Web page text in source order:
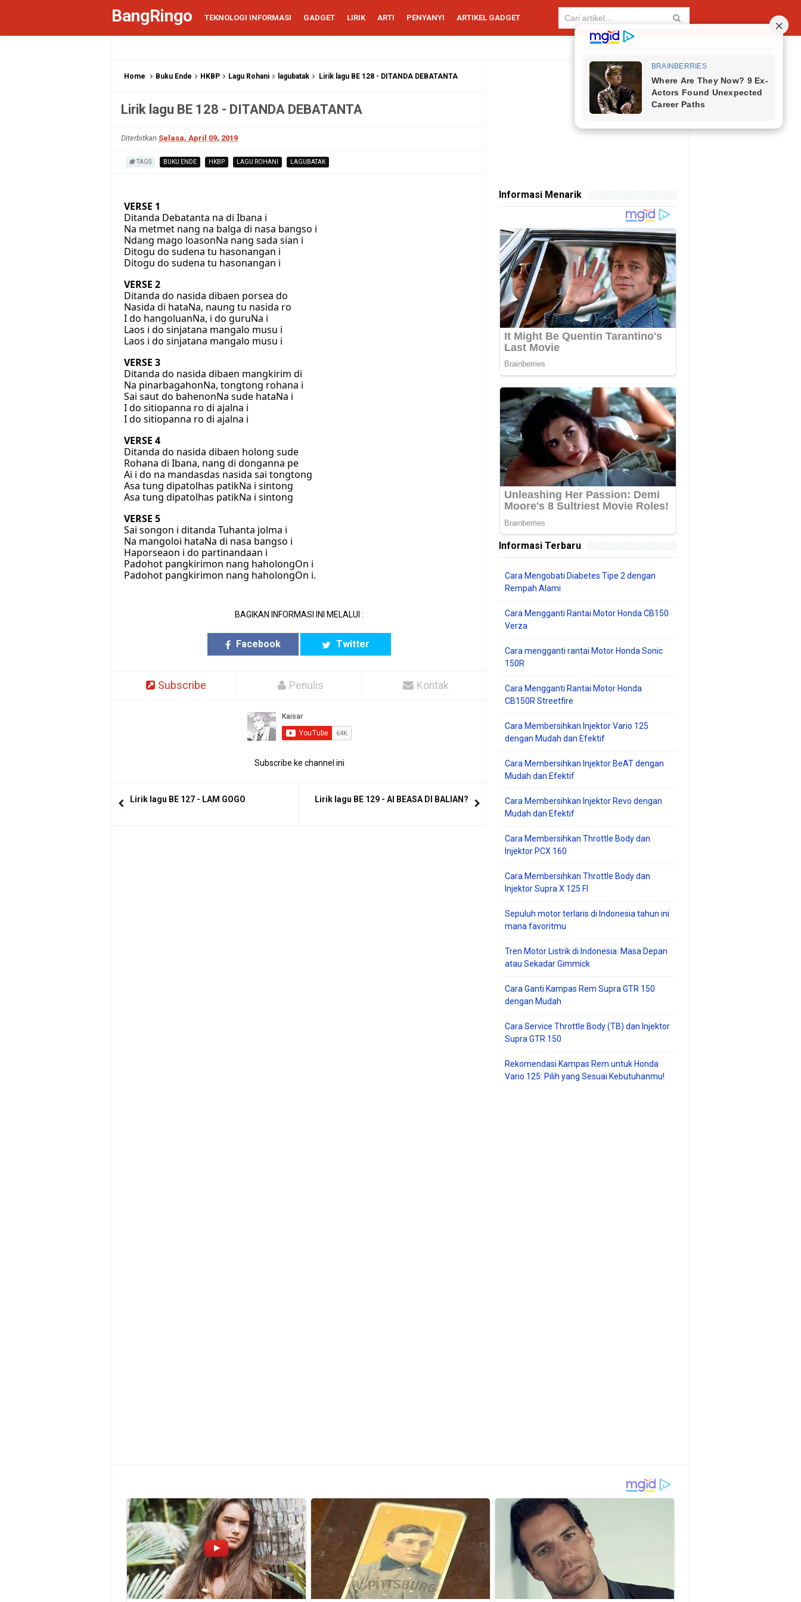
BangRingo TEKNOLOGI INFORMASI GADGET LIRIK ARTI PENYANYI ARTIKEL GADGET
Home Buku Ende HKBP Lagu Rohani lagubatak Lirik lagu BE 128 - DITANDA DEBATANTA
Lirik lagu BE 128 - DITANDA DEBATANTA
Diterbitkan Selasa, April 09, 2019
TAGS BUKU ENDE HKBP LAGU ROHANI LAGUBATAK
VERSE 1
Ditanda Debatanta na di Ibana i
Na metmet nang na balga di nasa bangso i
Ndang mago loasonNa nang sada sian i
Ditogu do sudena tu hasonangan i
Ditogu do sudena tu hasonangan i
VERSE 2
Ditanda do nasida dibaen porsea do
Nasida di hataNa, naung tu nasida ro
I do hangoluanNa, i do guruNa i
Laos i do sinjatana mangalo musu i
Laos i do sinjatana mangalo musu i
VERSE 3
Ditanda do nasida dibaen mangkirim di
Na pinarbagahonNa, tongtong rohana i
Sai saut do bahenonNa sude hataNa i
I do sitiopanna ro di ajalna i
I do sitiopanna ro di ajalna i
VERSE 4
Ditanda do nasida dibaen holong sude
Rohana di Ibana, nang di donganna pe
Ai i do na mandasdas nasida sai tongtong
Asa tung dipatolhas patikNa i sintong
Asa tung dipatolhas patikNa i sintong
VERSE 5
Sai songon i ditanda Tuhanta jolma i
Na mangoloi hataNa di nasa bangso i
Haporseaon i do partinandaan i
Padohot pangkirimon nang haholongOn i
Padohot pangkirimon nang haholongOn i.
BAGIKAN INFORMASI INI MELALUI :
Facebook Twitter
Subscribe Penulis Kontak
Subscribe ke channel ini
Lirik lagu BE 127 - LAM GOGO Lirik lagu BE 129 - AI BEASA DI BALIAN?
Informasi Menarik
Informasi Terbaru
Cara Mengobati Diabetes Tipe 2 dengan
Rempah Alami
Cara Mengganti Rantai Motor Honda CB150
Verza
Cara mengganti rantai Motor Honda Sonic
150R
Cara Mengganti Rantai Motor Honda
CB150R Streetfire
Cara Membersihkan Injektor Vario 125
dengan Mudah dan Efektif
Cara Membersihkan Injektor BeAT dengan
Mudah dan Efektif
Cara Membersihkan Injektor Revo dengan
Mudah dan Efektif
Cara Membersihkan Throttle Body dan
Injektor PCX 160
Cara Membersihkan Throttle Body dan
Injektor Supra X 125 FI
Sepuluh motor terlaris di Indonesia tahun ini
mana favoritmu
Tren Motor Listrik di Indonesia: Masa Depan
atau Sekadar Gimmick
Cara Ganti Kampas Rem Supra GTR 150
dengan Mudah
Cara Service Throttle Body (TB) dan Injektor
Supra GTR 150
Rekomendasi Kampas Rem untuk Honda
Vario 125: Pilih yang Sesuai Kebutuhanmu!